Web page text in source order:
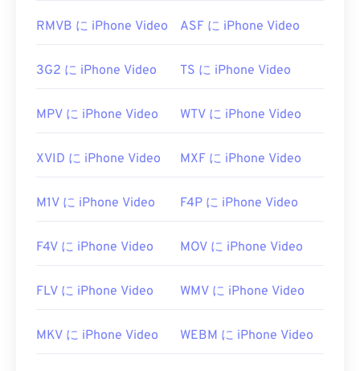
https://tools.ietf.org/html/rfc2361
RMVB に iPhone Video ASF に iPhone Video
3G2 に iPhone Video TS に iPhone Video
MPV に iPhone Video WTV に iPhone Video
XVID に iPhone Video MXF に iPhone Video
M1V に iPhone Video F4P に iPhone Video
F4V に iPhone Video MOV に iPhone Video
FLV に iPhone Video WMV に iPhone Video
MKV に iPhone Video WEBM に iPhone Video